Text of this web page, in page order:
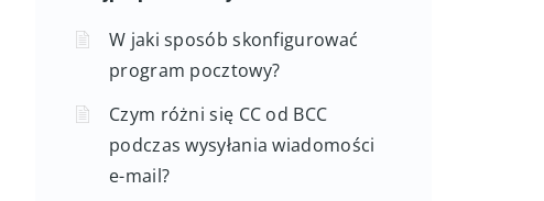
W jaki sposób skonfigurować
program pocztowy?
Czym różni się CC od BCC
podczas wysyłania wiadomości
e-mail?